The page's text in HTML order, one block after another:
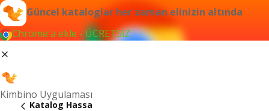
Güncel kataloglar her zaman elinizin altında
Chrome'a ekle - ÜCRETSİZ
Kimbino Uygulaması
Katalog Hassa